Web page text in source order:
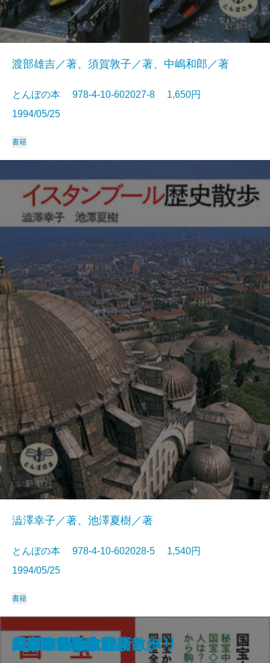
やさしく極める“書聖”王羲之
世紀末美術の楽しみ方
佐伯祐三のパリ
日本の神々
写真で見る京都今昔
やきもの鑑賞入門
密教入門
桂離宮
ヴェネツィア案内
渡部雄吉／著、須賀敦子／著、中嶋和郎／著
とんぼの本 978-4-10-602027-8 1,650円
1994/05/25
書籍
イスタンブール歴史散歩
澁澤幸子／著、池澤夏樹／著
とんぼの本 978-4-10-602028-5 1,540円
1994/05/25
書籍
国宝
ハプスブルク物語
入江泰吉の奈良
沖縄いろいろ事典
フィレンツェ美術散歩
奥の細道を歩く
近江路散歩
インド神話入門
仏像の見分け方
ユトリロと古きよきパリ